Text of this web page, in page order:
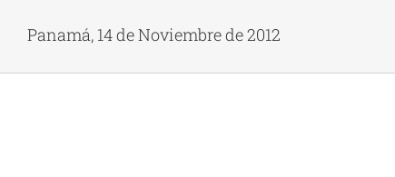
Panamá, 14 de Noviembre de 2012